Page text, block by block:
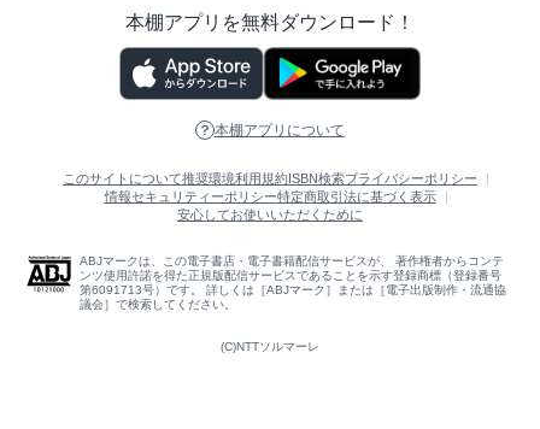
本棚アプリを無料ダウンロード！
本棚アプリについて
このサイトについて推奨環境利用規約 ISBN検索プライバシーポリシー
情報セキュリティーポリシー特定商取引法に基づく表示
安心してお使いいただくために
ABJマークは、この電子書店・電子書籍配信サービスが、 著作権者からコンテ
ンツ使用許諾を得た正規版配信サービスであることを示す登録商標（登録番号
第6091713号）です。 詳しくは［ABJマーク］または［電子出版制作・流通協
議会］で検索してください。
(C)NTTソルマーレ